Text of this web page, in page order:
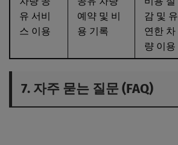
유 서비
스 이용
예약 및 비
용 기록
감 및 유
연한 차
량 이용
7. 자주 묻는 질문 (FAQ)